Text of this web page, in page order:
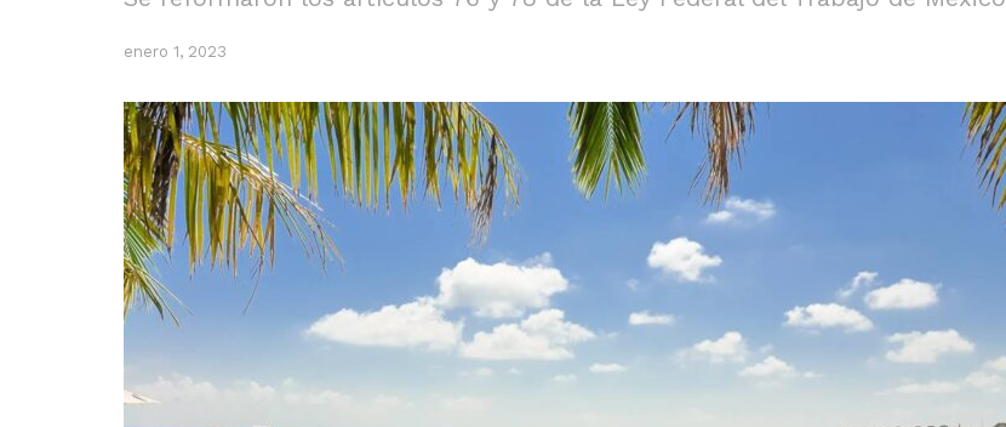
enero 1, 2023